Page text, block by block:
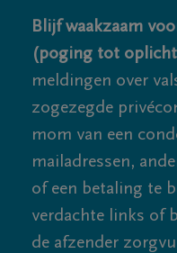
Blijf waakzaam
(poging tot
meldingen over
zogezegde
mom van een
mailadressen,
of een betaling te
verdachte links of
de afzender